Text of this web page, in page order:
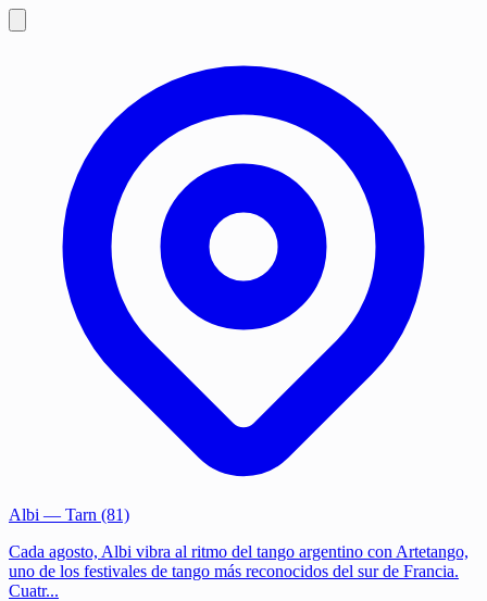
Albi — Tarn (81)
Cada agosto, Albi vibra al ritmo del tango argentino con Artetango,
uno de los festivales de tango más reconocidos del sur de Francia.
Cuatr...